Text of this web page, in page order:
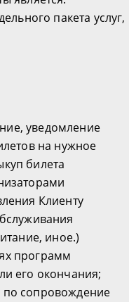
пакета услуг,
уведомление
на нужное
билета
Клиенту
иное.)
программ
его окончания;
сопровождение